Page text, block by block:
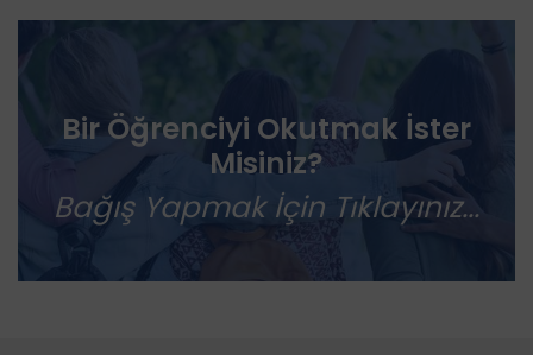
Bir Öğrenciyi Okutmak İster
Misiniz?
Bağış Yapmak İçin Tıklayınız...